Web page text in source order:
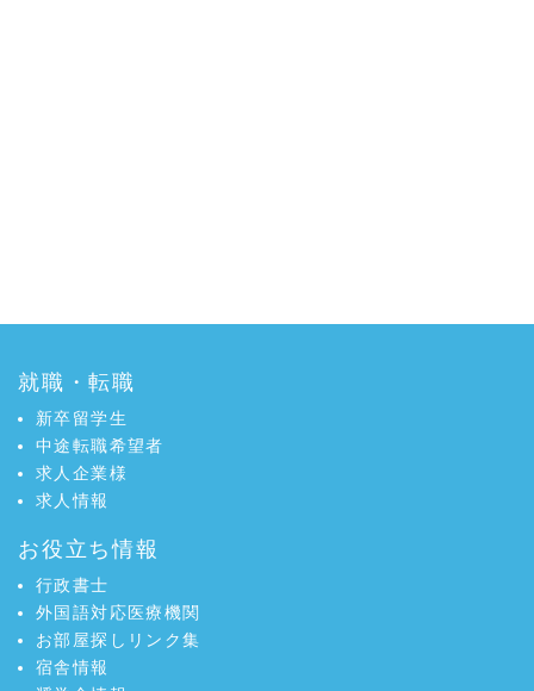
就職・転職
新卒留学生
中途転職希望者
求人企業様
求人情報
お役立ち情報
行政書士
外国語対応医療機関
お部屋探しリンク集
宿舎情報